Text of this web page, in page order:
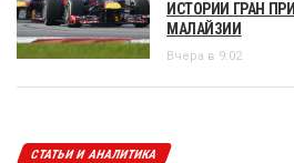
ИСТОРИИ ГРАН ПРИ
МАЛАЙЗИИ
Вчера в 9:02
СТАТЬИ И АНАЛИТИКА